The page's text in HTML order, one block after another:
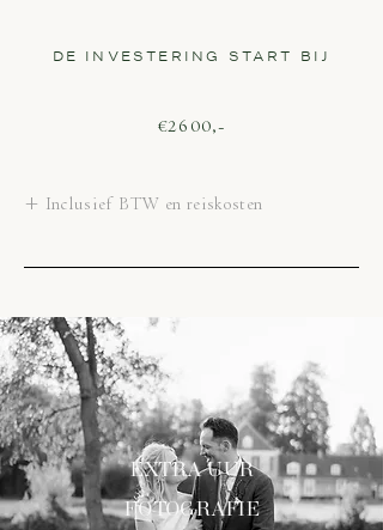
DE INVESTERING START BIJ
€2600,-
+ Inclusief BTW en reiskosten
EXTRA UUR
FOTOGRAFIE